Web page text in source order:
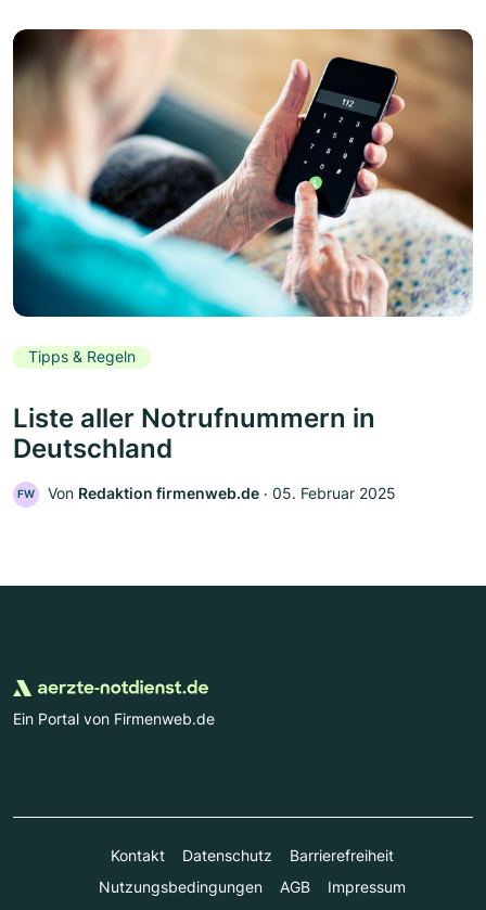
Tipps & Regeln
Liste aller Notrufnummern in
Deutschland
FW Von Redaktion firmenweb.de ‧ 05. Februar 2025
Ein Portal von Firmenweb.de
Kontakt Datenschutz
Barrierefreiheit
Nutzungsbedingungen
AGB Impressum